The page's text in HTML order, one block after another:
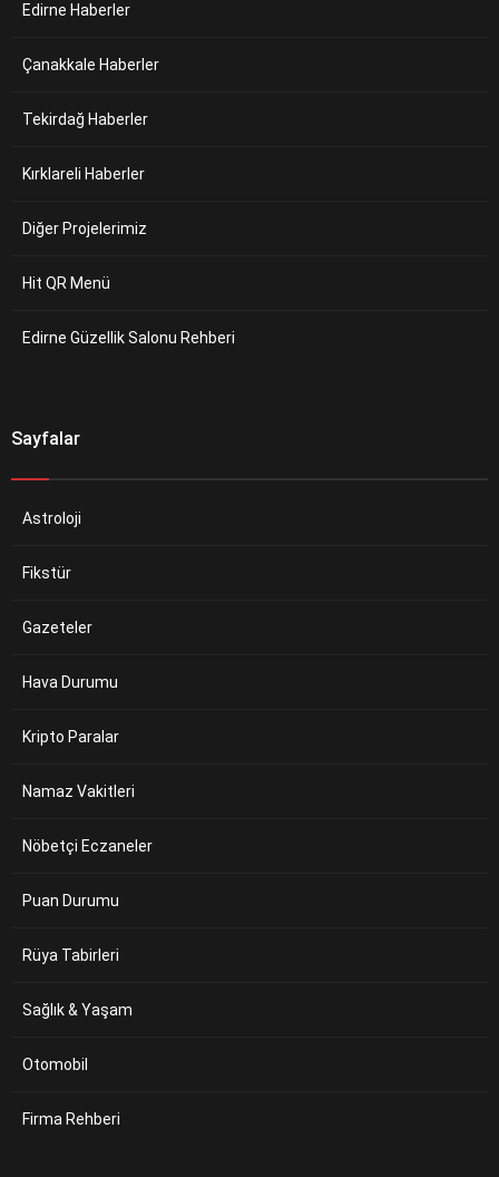
Edirne Haberler
Çanakkale Haberler
Tekirdağ Haberler
Kırklareli Haberler
Diğer Projelerimiz
Hit QR Menü
Edirne Güzellik Salonu Rehberi
Sayfalar
Astroloji
Fikstür
Gazeteler
Hava Durumu
Kripto Paralar
Namaz Vakitleri
Nöbetçi Eczaneler
Puan Durumu
Rüya Tabirleri
Sağlık & Yaşam
Otomobil
Firma Rehberi